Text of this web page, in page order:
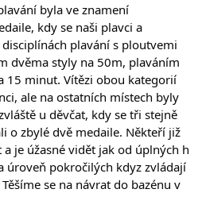
byla ve znamení
kdy se naši plavci a
plavání s ploutvemi
dvěma styly na 50m, plaváním
15 minut. Vítězi obou kategorií
ale na ostatních místech byly
u děvčat, kdy se tři stejně
o zbylé dvě medaile. Někteří již
je úžasné vidět jak od úplných h
úroveň pokročilých kdyz zvládají
se na návrat do bazénu v